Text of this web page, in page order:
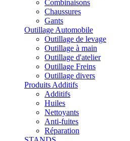
Combinaisons
Chaussures
Gants
Outillage Automobile
Outillage de levage
Outillage à main
Outillage d'atelier
Outillage Freins
Outillage divers
Produits Additifs
Additifs
Huiles
Nettoyants
Anti-fuites
Réparation